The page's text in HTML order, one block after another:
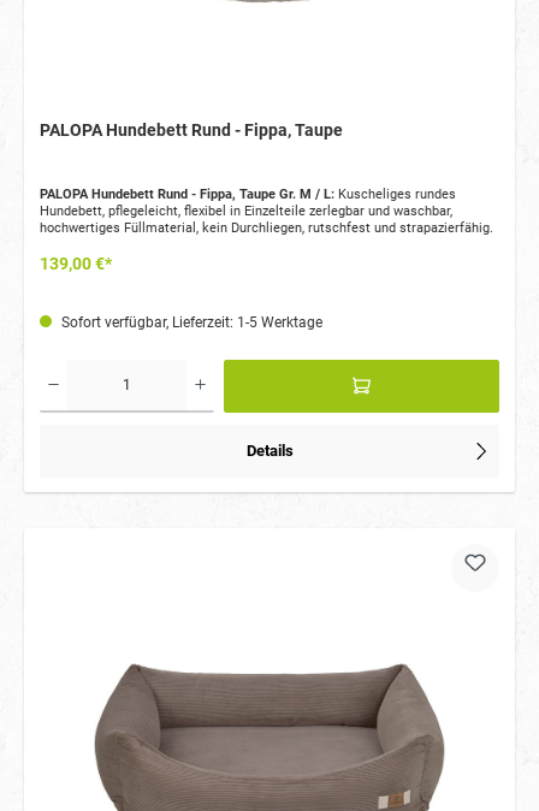
PALOPA Hundebett Rund - Fippa, Taupe
PALOPA Hundebett Rund - Fippa, Taupe Gr. M / L: Kuscheliges rundes
Hundebett, pflegeleicht, flexibel in Einzelteile zerlegbar und waschbar,
hochwertiges Füllmaterial, kein Durchliegen, rutschfest und strapazierfähig.
139,00 €*
Sofort verfügbar, Lieferzeit: 1-5 Werktage
Details